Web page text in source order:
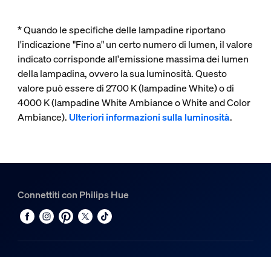
* Quando le specifiche delle lampadine riportano
l'indicazione "Fino a" un certo numero di lumen, il valore
indicato corrisponde all'emissione massima dei lumen
della lampadina, ovvero la sua luminosità. Questo
valore può essere di 2700 K (lampadine White) o di
4000 K (lampadine White Ambiance o White and Color
Ambiance).Ulteriori informazioni sulla luminosità.
Connettiti con Philips Hue